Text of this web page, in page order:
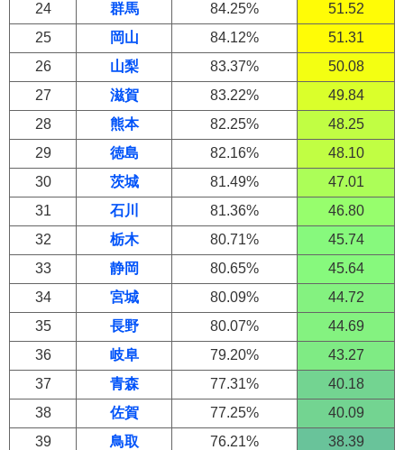
24
群馬 84.25%
51.52
25
岡山 84.12%
51.31
26
山梨 83.37%
50.08
27
滋賀 83.22%
49.84
28
熊本 82.25%
48.25
29
徳島 82.16%
48.10
30
茨城 81.49%
47.01
31
石川 81.36%
46.80
32
栃木 80.71%
45.74
33
静岡 80.65%
45.64
34
宮城 80.09%
44.72
35
長野 80.07%
44.69
36
岐阜 79.20%
43.27
37
青森 77.31%
40.18
38
佐賀 77.25%
40.09
39
鳥取 76.21%
38.39